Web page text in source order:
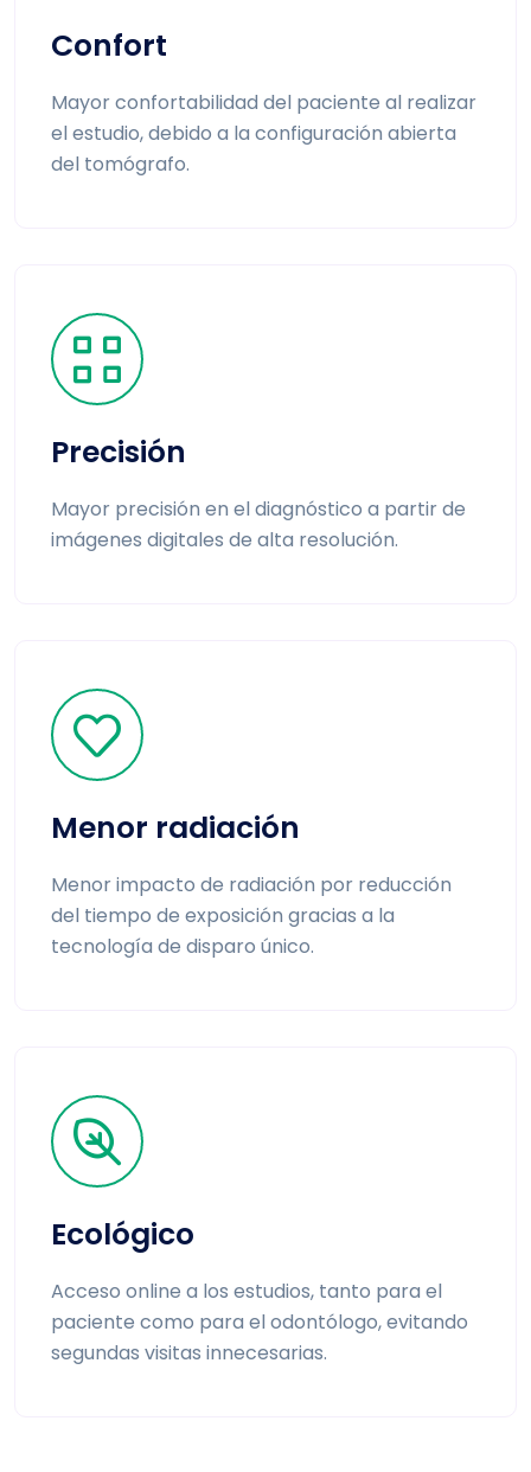
Confort
Mayor confortabilidad del paciente al realizar
el estudio, debido a la configuración abierta
del tomógrafo.
Precisión
Mayor precisión en el diagnóstico a partir de
imágenes digitales de alta resolución.
Menor radiación
Menor impacto de radiación por reducción
del tiempo de exposición gracias a la
tecnología de disparo único.
Ecológico
Acceso online a los estudios, tanto para el
paciente como para el odontólogo, evitando
segundas visitas innecesarias.